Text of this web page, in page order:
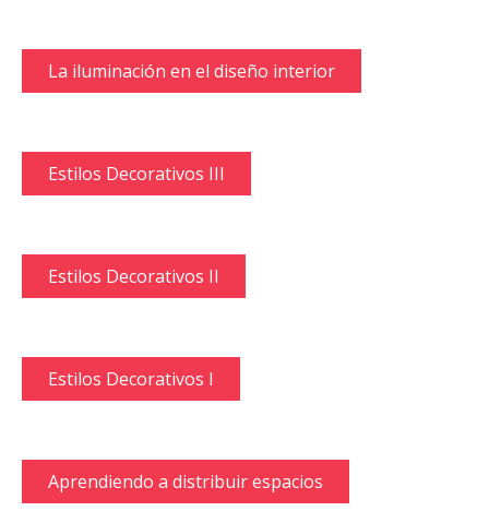
La iluminación en el diseño interior
Estilos Decorativos III
Estilos Decorativos II
Estilos Decorativos I
Aprendiendo a distribuir espacios